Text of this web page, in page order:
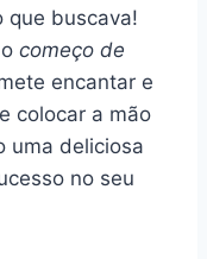
que buscava!
começo de
encantar e
colocar a mão
uma deliciosa
no seu